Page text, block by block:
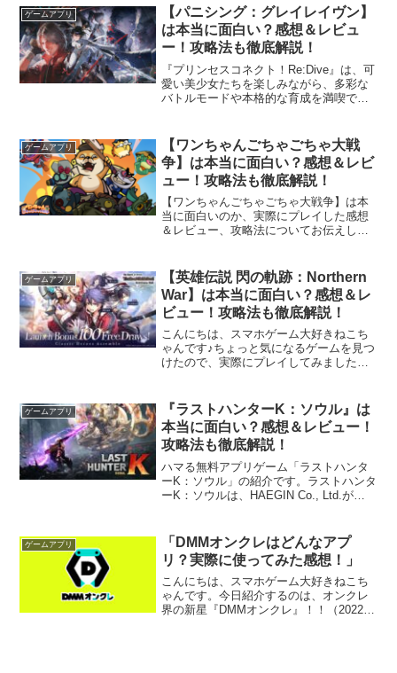
レビューしていきます。結論から言う...
ゲームアプリ
【パニシング：グレイレイヴン】
は本当に面白い？感想＆レビュ
ー！攻略法も徹底解説！
『プリンセスコネクト！Re:Dive』は、可
愛い美少女たちを楽しみながら、多彩な
バトルモードや本格的な育成を満喫でき
きな人には特におすすめしたい作品で
す。お気に入りの...
ゲームアプリ
【ワンちゃんごちゃごちゃ大戦
争】は本当に面白い？感想＆レビ
ュー！攻略法も徹底解説！
【ワンちゃんごちゃごちゃ大戦争】は本
当に面白いのか、実際にプレイした感想
＆レビュー、攻略法についてお伝えしま
ゃごちゃ大戦争』というゲームについ
て、私が実際に触ってみて感...
ゲームアプリ
【英雄伝説 閃の軌跡：Northern
War】は本当に面白い？感想＆レ
ビュー！攻略法も徹底解説！
こんにちは、スマホゲーム大好きねこち
ゃんです♪ちょっと気になるゲームを見つ
けたので、実際にプレイしてみました！
成してバトルに挑めるRPG……『英雄伝
説 閃の軌跡：Nor...
ゲームアプリ
『ラストハンターK：ソウル』は
本当に面白い？感想＆レビュー！
攻略法も徹底解説！
ハマる無料アプリゲーム「ラストハンタ
ーK：ソウル」の紹介です。ラストハンタ
ーK：ソウルは、HAEGIN Co., Ltd.が
廃した近未来の都市「ソウル」を舞台
に、...
ゲームアプリ
「DMMオンクレはどんなアプ
リ？実際に使ってみた感想！」
こんにちは、スマホゲーム大好きねこち
ゃんです。今日紹介するのは、オンクレ
界の新星『DMMオンクレ』！！（2022年